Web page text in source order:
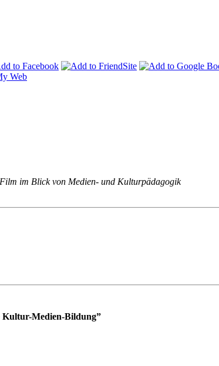
im Blick von Medien- und Kulturpädagogik
Kultur-Medien-Bildung”